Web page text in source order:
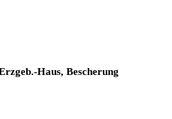
Haus, Bescherung